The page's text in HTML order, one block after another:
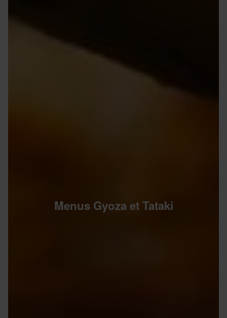
Menus Gyoza et Tataki